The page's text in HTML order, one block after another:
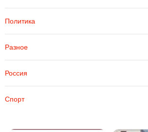
Политика
Разное
Россия
Спорт